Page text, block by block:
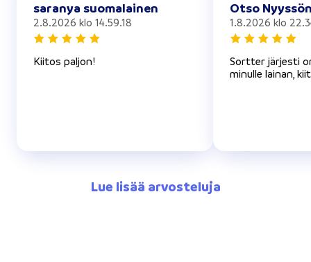
saranya suomalainen
2.8.2026 klo 14.59.18
Kiitos paljon!
Otso
1.8.2026 klo
Sortter järjesti
minulle lainan,
Lue lisää arvosteluja